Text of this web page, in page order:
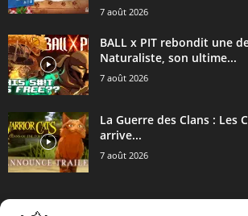
7 août 2026
BALL x PIT rebondit une
Naturaliste, son ultime...
7 août 2026
La Guerre des Clans : Les
arrive...
7 août 2026